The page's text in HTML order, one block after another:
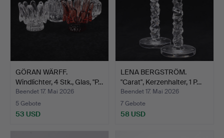
GÖRAN WÄRFF.
Windlichter, 4 Stk., Glas, "P…
Beendet 17. Mai 2026
5 Gebote
53 USD
LENA BERGSTRÖM.
"Carat", Kerzenhalter, 1 P…
Beendet 17. Mai 2026
7 Gebote
58 USD